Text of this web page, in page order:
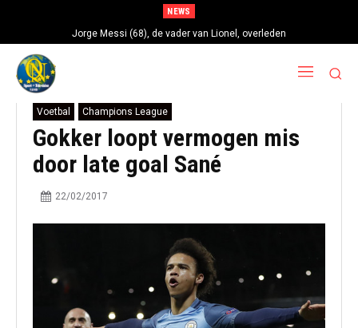
NEWS
Jorge Messi (68), de vader van Lionel, overleden
Voetbal Champions League
Gokker loopt vermogen mis
door late goal Sané
22/02/2017